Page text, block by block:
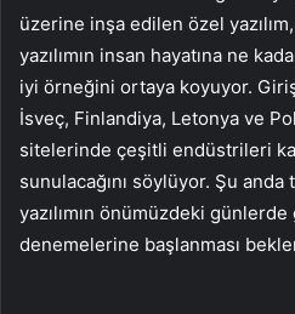
üzerine inşa edilen özel
yazılımın insan hayatına ne
iyi örneğini ortaya koyuyor.
İsveç, Finlandiya, Letonya ve
sitelerinde çeşitli endüstrileri
sunulacağını söylüyor. Şu
yazılımın önümüzdeki
denemelerine başlanması